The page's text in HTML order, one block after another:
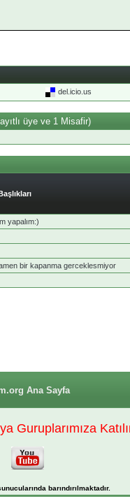
&quot;Giris
By : tamer
del.icio.us
üye ve 1 Misafir)
yapalım:)
bir kapanma gerceklesmiyor
Ana Sayfa
Guruplarımıza
barındırılmaktadır.